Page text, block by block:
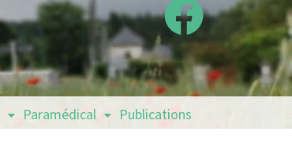
Paramédical Publications